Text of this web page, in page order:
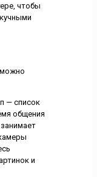
чтобы
— список
общения
и